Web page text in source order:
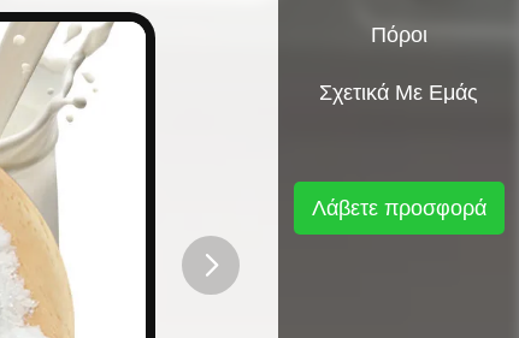
Πόροι
Σχετικά Με Εμάς
Λάβετε προσφορά